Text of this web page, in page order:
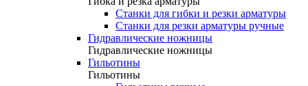
Станки для гибки и резки арматуры
Станки для резки арматуры ручные
Гидравлические ножницы
Гидравлические ножницы
Гильотины
Гильотины